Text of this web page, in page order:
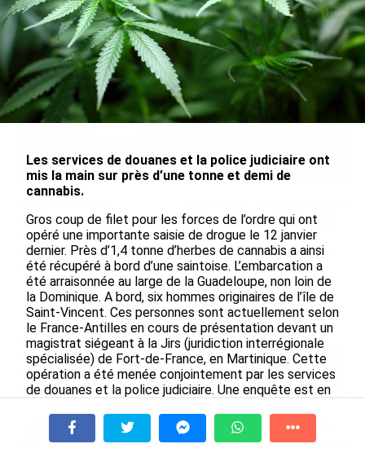
Rapport 2025 de l’Ifremer : un engagement
décisif dans les Outre-mer
le 07/08/2026
l’expérience internationale
du Martiniquais Benoît Etinof
au service du Karibea Sainte-
Luce en Martinique
le 07/08/2026
Yanis Foy entend participer
au développement
touristique des Outre-mer
le 06/08/2026
Après 5 ans à la SARA aux Antilles,
Olivier Cotta prend la direction
générale de...
le 05/08/2026
En juin 2026, les prix à la
consommation diminuent à
À la une Tv Radio A Propos
Les services de douanes et la police judiciaire ont
mis la main sur près d’une tonne et demi de
cannabis.
Gros coup de filet pour les forces de l’ordre qui ont
opéré une importante saisie de drogue le 12 janvier
dernier. Près d’1,4 tonne d’herbes de cannabis a ainsi
été récupéré à bord d’une saintoise. L’embarcation a
été arraisonnée au large de la Guadeloupe, non loin de
la Dominique. A bord, six hommes originaires de l’île de
Saint-Vincent. Ces personnes sont actuellement selon
le France-Antilles en cours de présentation devant un
magistrat siégeant à la Jirs (juridiction interrégionale
spécialisée) de Fort-de-France, en Martinique. Cette
opération a été menée conjointement par les services
de douanes et la police judiciaire. Une enquête est en
central pour la répression du trafic illicite de
stupéfiants) pour déterminer le commanditaire de ce